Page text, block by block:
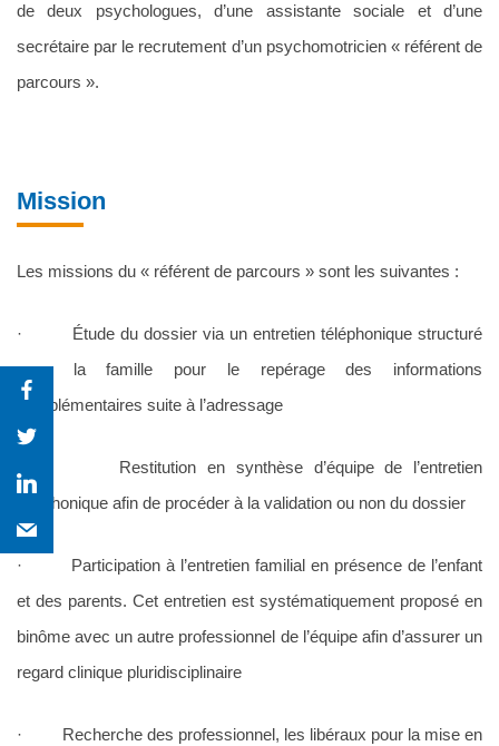
de deux psychologues, d’une assistante sociale et d’une
secrétaire par le recrutement d’un psychomotricien « référent de
parcours ».
Mission
Les missions du « référent de parcours » sont les suivantes :
· Étude du dossier via un entretien téléphonique structuré
avec la famille pour le repérage des informations
complémentaires suite à l’adressage
· Restitution en synthèse d’équipe de l’entretien
téléphonique afin de procéder à la validation ou non du dossier
· Participation à l’entretien familial en présence de l’enfant
et des parents. Cet entretien est systématiquement proposé en
binôme avec un autre professionnel de l’équipe afin d’assurer un
regard clinique pluridisciplinaire
· Recherche des professionnel, les libéraux pour la mise en